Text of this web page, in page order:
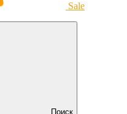
Sale
Поиск